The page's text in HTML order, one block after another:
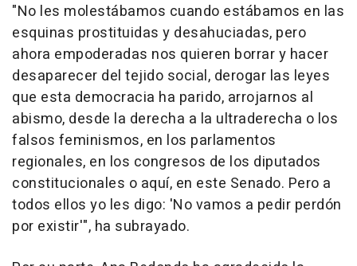
"No les molestábamos cuando estábamos en las
esquinas prostituidas y desahuciadas, pero
ahora empoderadas nos quieren borrar y hacer
desaparecer del tejido social, derogar las leyes
que esta democracia ha parido, arrojarnos al
abismo, desde la derecha a la ultraderecha o los
falsos feminismos, en los parlamentos
regionales, en los congresos de los diputados
constitucionales o aquí, en este Senado. Pero a
todos ellos yo les digo: 'No vamos a pedir perdón
por existir'", ha subrayado.